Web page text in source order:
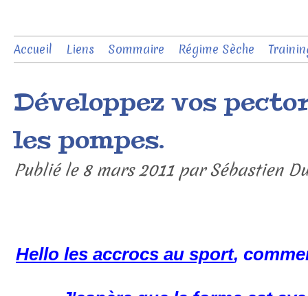
Accueil Liens Sommaire Régime Sèche
Développez vos
les pompes.
Publié le8 mars 2011 par Sébastien
Hello les accrocs au sport,